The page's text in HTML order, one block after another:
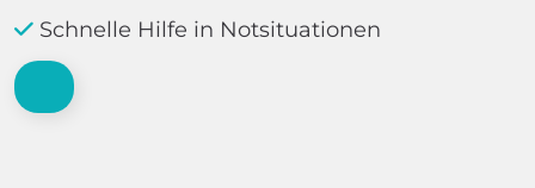
Schnelle Hilfe in Notsituationen